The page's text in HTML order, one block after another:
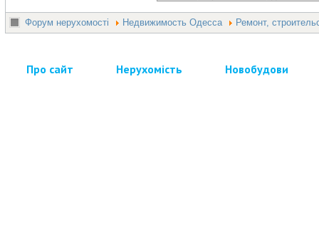
Форум нерухомості Недвижимость Одесса Ремонт,
Про сайт Нерухомість Новобудови